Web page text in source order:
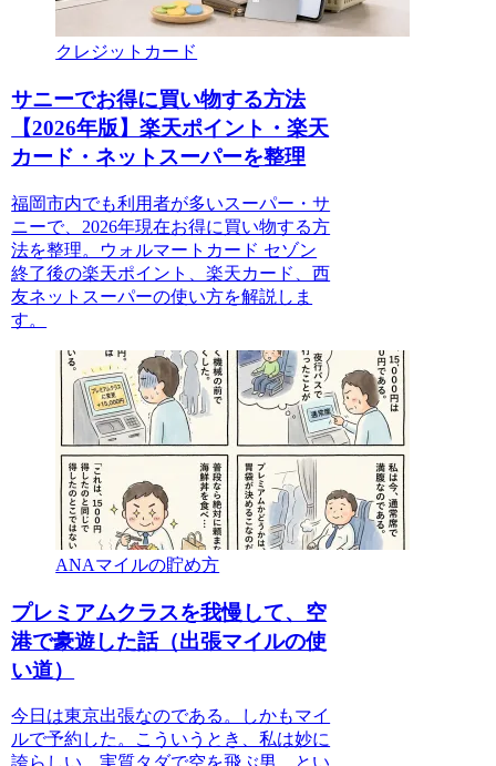
クレジットカード
サニーでお得に買い物する方法
【2026年版】楽天ポイント・楽天
カード・ネットスーパーを整理
福岡市内でも利用者が多いスーパー・サ
ニーで、2026年現在お得に買い物する方
法を整理。ウォルマートカード セゾン
終了後の楽天ポイント、楽天カード、西
友ネットスーパーの使い方を解説しま
す。
ANAマイルの貯め方
プレミアムクラスを我慢して、空
港で豪遊した話（出張マイルの使
い道）
今日は東京出張なのである。しかもマイ
ルで予約した。こういうとき、私は妙に